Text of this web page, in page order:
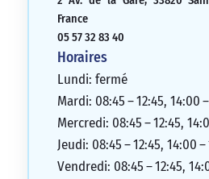
notre budget, ce qui
agréable. Je
établissement
France
05 57 32 83 40
Horaires
Lundi: fermé
Mardi: 08:45 – 12:45, 14:00
Mercredi: 08:45 – 12:45,
Jeudi: 08:45 – 12:45, 14:00 –
Vendredi: 08:45 – 12:45,